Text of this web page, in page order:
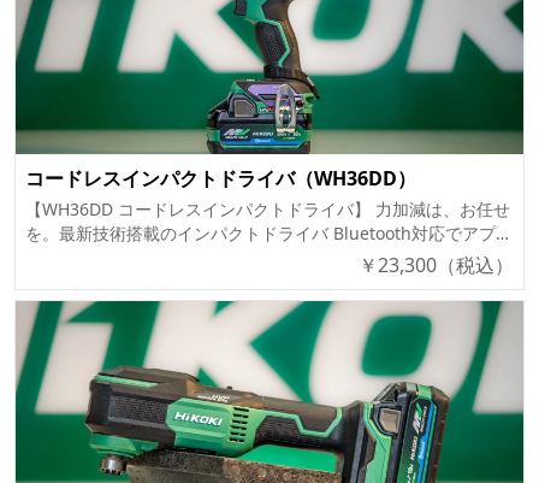
し、作業効率を向上させます。 低騒音・低振動設計で住宅地や
静音環境での使用にも最適！ 🔹 販売価格 形式（型番） 販売価
格 / 希望小売価格 付属品 RB36DB (NN)【本体のみ】 ¥17,500
(¥17,500) ノズル組(S) 🔹 主要機能 ✅ クラス最小・最軽量のコ
ードレスブロワ ブラシレスモーター採用により、小型・軽量化
を実現 モーターの出っ張りがなく、持ち運びやすいデザイン 質
量：1.4kg（蓄電池装着時） ✅ クラスNo.1※の低騒音・低振動
風路を工夫し、ファンと風窓の距離を最適化（特許取得） 静音
環境が求められる作業でも安心 騒音・振動値を大幅に低減 ✅ 3
段階風量調節で作業に最適化 強モード（80,000min⁻¹） 中モー
ド（53,000min⁻¹） 弱モード（43,000min⁻¹） ✅ 最大風速
102m/s の強力パワー 風速 最大102m/s、平均83m/s（ノズル装
着時） 強力な風で木くずやホコリを一気に吹き飛ばす ✅ 吊り
下げ用フック付き 収納しやすく、作業場の整理整頓も簡単 ✅
電動工具の掃除にも活躍！ 作業後の木くずや粉じんを素早く吹
き飛ばせる 🔹 仕様（スペック） 項目 RB36DB モーター 直流ブ
ラシレスモーター 全負荷回転数（気温20℃満充電時） 強モー
ド：80,000min⁻¹ 中モード：53,000min⁻¹ 弱モード：
43,000min⁻¹ 最大風量（ノズルなし） 1.2㎥/min 風速（ノズル
コードレスインパクトドライバ（WH36DD）
【WH36DD コードレスインパクトドライバ】 力加減は、お任せ
を。最新技術搭載のインパクトドライバ Bluetooth対応でアプリ
と連携可能 3灯から9灯に進化したLEDライト トリプルハンマ機
構で振動を低減 1充電あたりの作業量：約760本の木ねじ締付可
能（2.5Ahマルチボルト蓄電池使用時） 最適トルク 200N・m
🔹 形式（型番）ごとの販売価格 形式（型番） 販売価格 / 希望小
売価格 付属品 WH36DD (2XH)【フルセット】 ¥62,100
(¥83,000) マルチボルト蓄電池（BSL36A18BX ×2個）、急速充電
器（UC18YDML）、収納ケース、力こぶビット WH36DD (NN)
【本体のみ】 ¥23,300 (¥31,100) バッテリー・充電器・ケースは
別売 🔹 主要機能 ✅ アプリに新モード追加 Bluetoothでアプリ
連携し、「細ビスモード」を追加可能 細ビスを使用する繊細な
￥23,300 （税込）